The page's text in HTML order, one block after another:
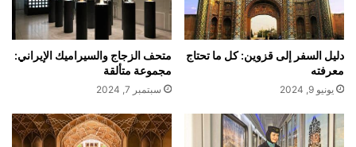
دليل السفر إلى قزوين: كل ما تحتاج
معرفته
يونيو 9, 2024
متحف الزجاج والسيراميك الإيراني:
مجموعة متألقة
سبتمبر 7, 2024